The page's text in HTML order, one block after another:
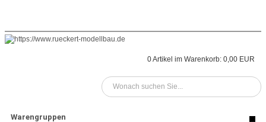
0Artikel im Warenkorb: 0,00 EUR
Warengruppen